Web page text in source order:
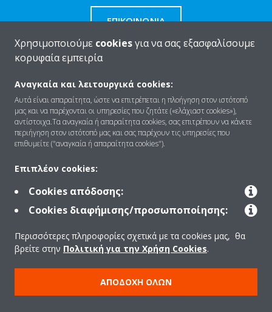
ΕΠΙΚΟΙΝΩΝΊΑ
Ποιοι είμαστε
Λύσεις
Επικοινωνία
Products
Copyright © Daikin
Ανακοίνωση νομικού περιεχομένου
ΠΟΛΙΤΙΚΗ ΧΡΗΣΗΣ COOKIES
Χρησιμοποιούμε cookiesγια να σας εξασφαλίσουμε
κορυφαία εμπειρία
Αναγκαία και λειτουργικά cookies:
Αυτά είναι απαραίτητα, ώστε να επιτρέπεται η πλοήγηση στον ιστότοπό
μας και να παρέχονται οι υπηρεσίες που ζητάτε («ελάχιαστ cookies»),
αντίστοιχα.Τα αναγκαία ή απαραίτητα cookies, σας επιτρέπουν να κάνετε
περιήγηση στον ιστότοπό μας και σας παρέχουν τις υπηρεσίες που
επιθυμείτε ("αναγκαία ή απαραίτητα cookies").
Επιπλέον cookies:
Cookies απόδοσης:
Cookies διαφήμισης/προσωποποίησης:
Περισσότερες πληροφορίες σχετικά με τα cookies μας, θα
βρείτε στην Πολιτική για την Χρήση Cookies.
ΑΠΟΔΟΧΉ ΌΛΩΝ